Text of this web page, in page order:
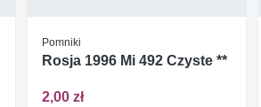
Pomniki
Rosja 1996 Mi 492 Czyste **
2,00 zł